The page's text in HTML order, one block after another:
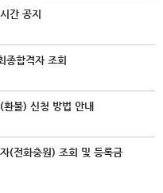
간 공지
종합격자 조회
불) 신청 방법 안내
(전화충원) 조회 및 등록금